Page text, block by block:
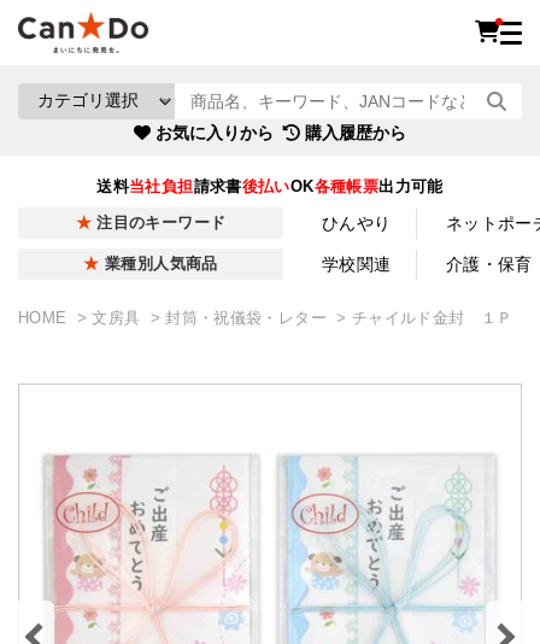
お気に入りから 購入履歴から
送料当社負担請求書後払いOK各種帳票出力可能
注目のキーワード ひんやり ネットポー
業種別人気商品 学校関連 介護・保育
HOME 文房具 封筒・祝儀袋・レター チャイルド金封 １Ｐ